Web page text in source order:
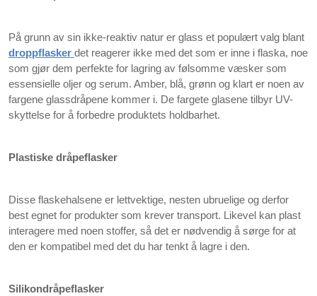
På grunn av sin ikke-reaktiv natur er glass et populært valg blant
droppflasker det reagerer ikke med det som er inne i flaska, noe
som gjør dem perfekte for lagring av følsomme væsker som
essensielle oljer og serum. Amber, blå, grønn og klart er noen av
fargene glassdråpene kommer i. De fargete glasene tilbyr UV-
skyttelse for å forbedre produktets holdbarhet.
Plastiske dråpeflasker
Disse flaskehalsene er lettvektige, nesten ubruelige og derfor
best egnet for produkter som krever transport. Likevel kan plast
interagere med noen stoffer, så det er nødvendig å sørge for at
den er kompatibel med det du har tenkt å lagre i den.
Silikondråpeflasker